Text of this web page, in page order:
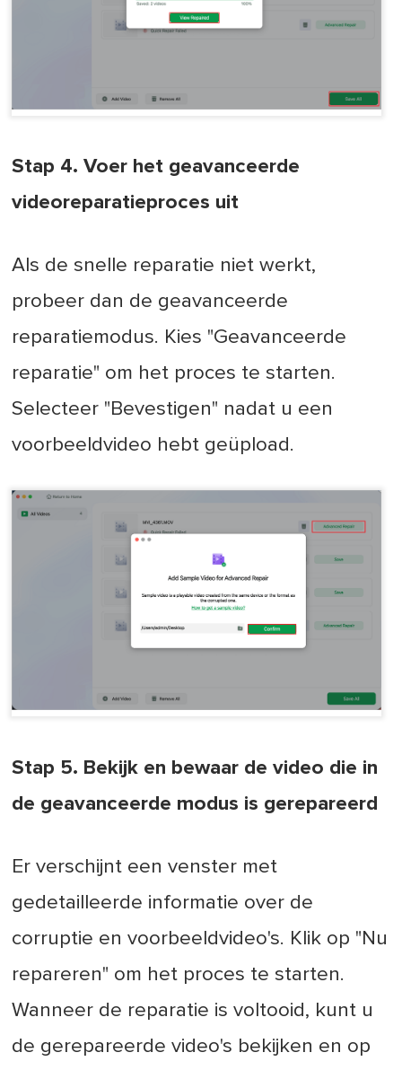
Stap 4. Voer het geavanceerde
videoreparatieproces uit
Als de snelle reparatie niet werkt,
probeer dan de geavanceerde
reparatiemodus. Kies "Geavanceerde
reparatie" om het proces te starten.
Selecteer "Bevestigen" nadat u een
voorbeeldvideo hebt geüpload.
Stap 5. Bekijk en bewaar de video die in
de geavanceerde modus is gerepareerd
Er verschijnt een venster met
gedetailleerde informatie over de
corruptie en voorbeeldvideo's. Klik op "Nu
repareren" om het proces te starten.
Wanneer de reparatie is voltooid, kunt u
de gerepareerde video's bekijken en op